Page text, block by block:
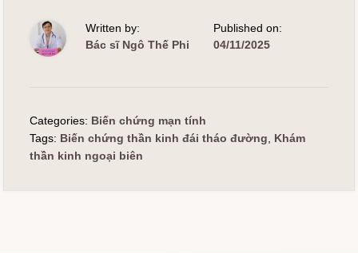
Written by:
Bác sĩ Ngô Thế Phi
Published on:
04/11/2025
Categories: Biến chứng mạn tính
Tags: Biến chứng thần kinh đái tháo đường, Khám
thần kinh ngoại biên